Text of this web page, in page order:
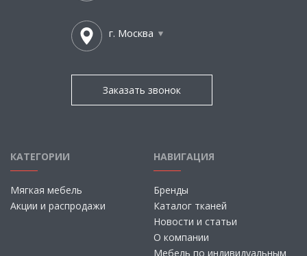
г. Москва
Заказать звонок
КАТЕГОРИИ
Мягкая мебель
Акции и распродажи
НАВИГАЦИЯ
Бренды
Каталог тканей
Новости и статьи
О компании
Мебель по индивидуальным